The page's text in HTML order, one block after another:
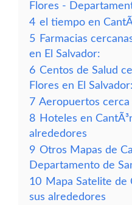
Flores -
4 el tiempo en
5 Farmacias
en El Salvador:
6 Centos de Salud
Flores en El Salvador:
7 Aeropuertos cerca
8 Hoteles en
alrededores
9 Otros Mapas de
Departamento de
10 Mapa Satelite de
sus alrededores